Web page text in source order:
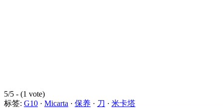
5/5 - (1 vote)
标签: G10 · Micarta · 保养 · 刀 · 米卡塔